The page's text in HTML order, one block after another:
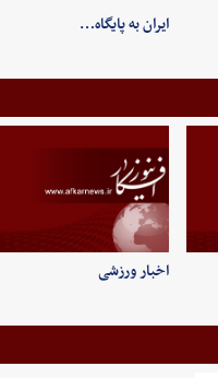
ایران به پایگاه…
اخبار ورزشی